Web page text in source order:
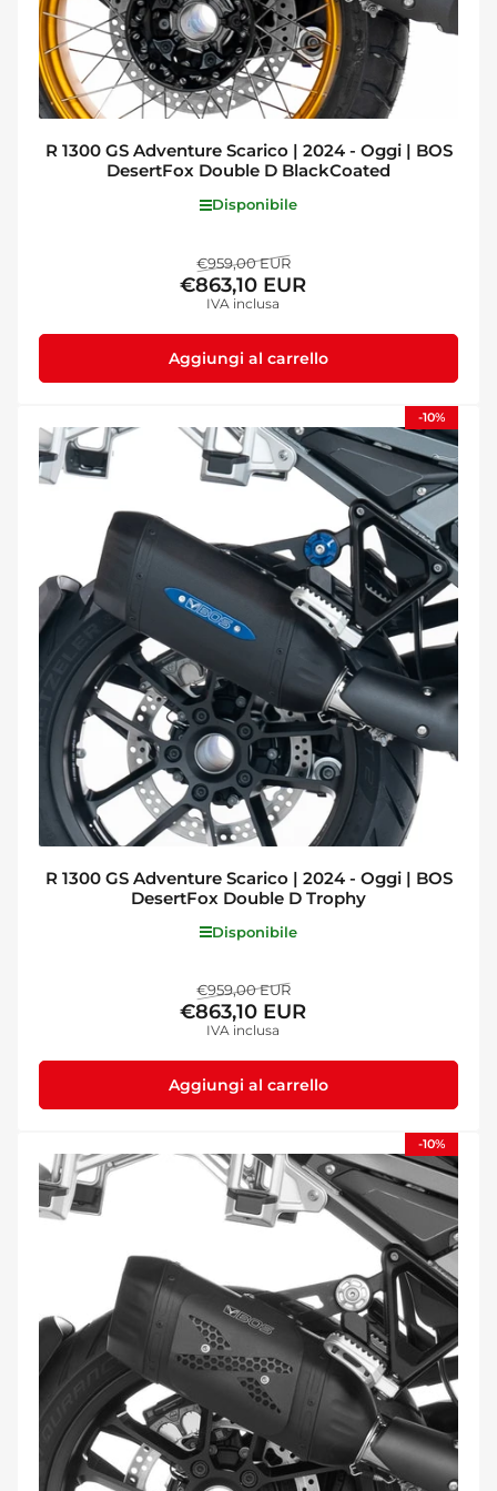
R 1300 GS Adventure Scarico | 2024 - Oggi | BOS
DesertFox Double D BlackCoated
Disponibile
Prezzo
standard
€959,00 EURPrezzo
di
€863,10 EUR
IVA inclusa
Aggiungi al carrello
-10%
R 1300 GS Adventure Scarico | 2024 - Oggi | BOS
DesertFox Double D Trophy
Disponibile
Prezzo
standard
€959,00 EURPrezzo
di
€863,10 EUR
IVA inclusa
Aggiungi al carrello
-10%